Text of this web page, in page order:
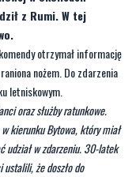
(20 lutego)
nożem
w okolicach
z Rumi. W tej
otrzymał informację
nożem. Do zdarzenia
letniskowym.
oraz służby ratunkowe.